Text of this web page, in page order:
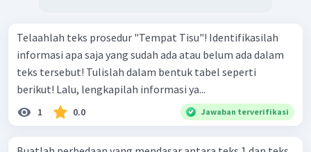
Telaahlah teks prosedur "Tempat Tisu"! Identifikasilah
informasi apa saja yang sudah ada atau belum ada dalam
teks tersebut! Tulislah dalam bentuk tabel seperti
berikut! Lalu, lengkapilah informasi ya...
1 0.0 Jawaban terverifikasi